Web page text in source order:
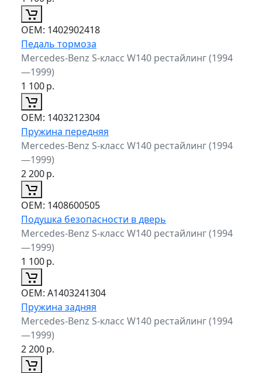
ОЕМ: 1402902418
Педаль тормоза
Mercedes-Benz S-класс W140 рестайлинг (1994
—1999)
1 100р.
ОЕМ: 1403212304
Пружина передняя
Mercedes-Benz S-класс W140 рестайлинг (1994
—1999)
2 200р.
ОЕМ: 1408600505
Подушка безопасности в дверь
Mercedes-Benz S-класс W140 рестайлинг (1994
—1999)
1 100р.
ОЕМ: A1403241304
Пружина задняя
Mercedes-Benz S-класс W140 рестайлинг (1994
—1999)
2 200р.